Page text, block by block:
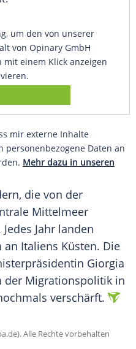
um den von unserer
von Opinary GmbH
mit einem Klick anzeigen
mir externe Inhalte
personenbezogene Daten an
Mehr dazu in unseren
die von der
Mittelmeer
Jahr landen
Italiens Küsten. Die
Giorgia
der Migrationspolitik in
verschärft.
Alle Rechte vorbehalten